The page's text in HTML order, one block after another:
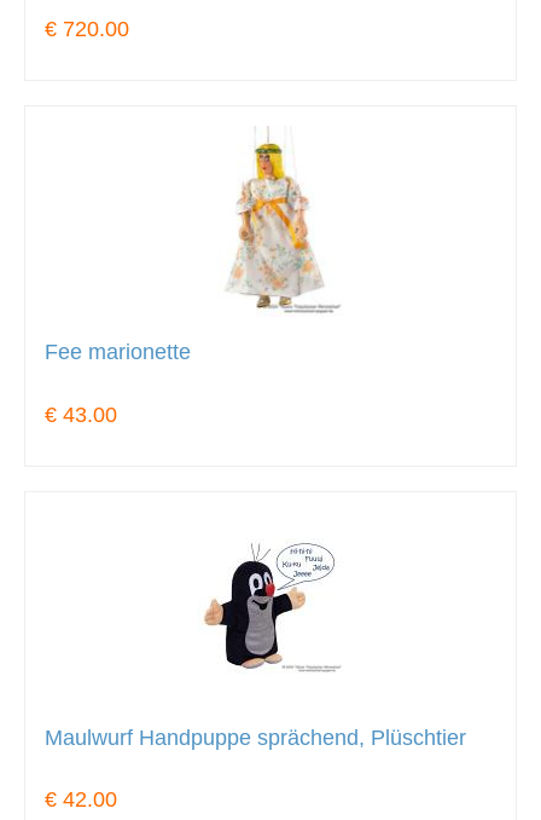
€ 720.00
Fee marionette
€ 43.00
Maulwurf Handpuppe sprächend, Plüschtier
€ 42.00